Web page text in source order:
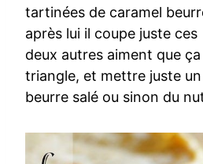
tartinées de caramel
après lui il coupe juste
deux autres aiment que
triangle, et mettre juste
beurre salé ou sinon du